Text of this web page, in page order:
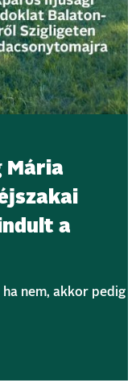
Mária
a
ha nem, akkor pedig